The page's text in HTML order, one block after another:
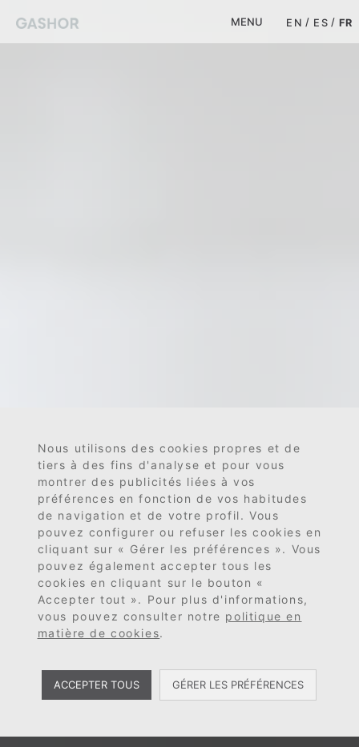
MENU EN ES FR
Nous utilisons des cookies propres et de
tiers à des fins d'analyse et pour vous
montrer des publicités liées à vos
préférences en fonction de vos habitudes
de navigation et de votre profil. Vous
pouvez configurer ou refuser les cookies en
cliquant sur « Gérer les préférences ». Vous
pouvez également accepter tous les
cookies en cliquant sur le bouton «
Accepter tout ». Pour plus d'informations,
vous pouvez consulter notre politique en
matière de cookies.
ACCEPTER TOUS GÉRER LES PRÉFÉRENCES